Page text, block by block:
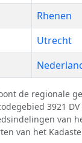
Rhenen
Utrecht
de regionale
3921
van
van het